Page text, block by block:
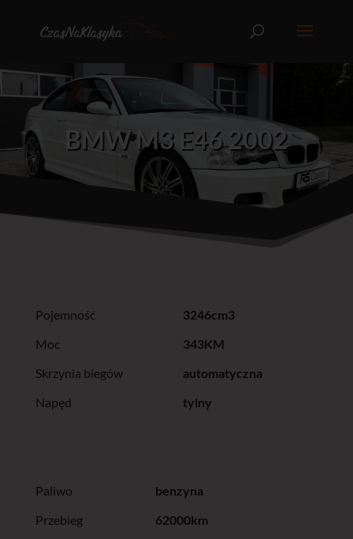
BMW M3 E46 2002
Pojemność
3246cm3
Moc
343KM
Skrzynia biegów
automatyczna
Napęd
tylny
Paliwo
benzyna
Przebieg
62000km